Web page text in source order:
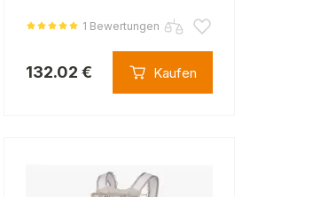
1 Bewertungen
132.02 € Kaufen